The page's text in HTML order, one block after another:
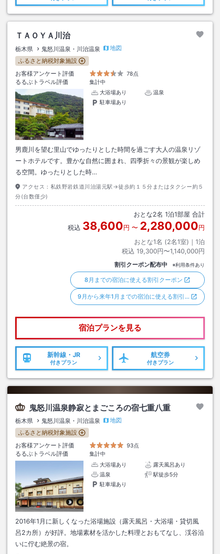
ＴＡＯＹＡ川治
栃木県 鬼怒川温泉・川治温泉
地図
ふるさと納税対象施設
お客様アンケート評価
78点
るるぶトラベル評価
集計中
大浴場あり
温泉
駐車場あり
男鹿川を望む里山でゆったりとした時間を過ごす大人の温泉リゾ
ートホテルです。豊かな自然に囲まれ、四季折々の景観が楽しめ
る空間。ゆったりとした時…
アクセス： 私鉄野岩鉄道川治湯元駅→徒歩約１５分またはタクシー約５
分(台数僅少)
おとな2名 1泊1部屋 合計
税込 38,600円 〜 2,280,000円
おとな1名 (2名1室)｜ 1泊
税込 19,300円〜1,140,000円
割引クーポン配布中 ※利用条件あり
8月までの宿泊に使える割引クーポン
9月から来年1月までの宿泊に使える割引…
宿泊プランを見る
新幹線・JR
付きプラン
航空券
付きプラン
鬼怒川温泉静寂とまごころの宿七重八重
栃木県 鬼怒川温泉・川治温泉
地図
ふるさと納税対象施設
お客様アンケート評価
93点
るるぶトラベル評価
集計中
大浴場あり
露天風呂あり
温泉
駅徒歩5分
駐車場あり
2016年1月に新しくなった浴場施設（露天風呂・大浴場・貸切風
呂2カ所）が好評。地場素材を活かした料理とおもてなし、渓谷沿
いに佇む絶景の宿。